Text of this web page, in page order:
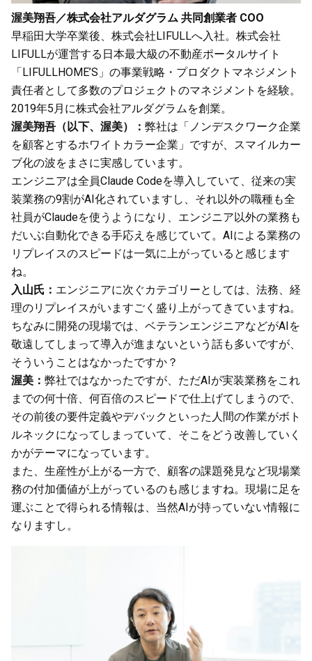
渥美翔吾／株式会社アルダグラム 共同創業者 COO
早稲田大学卒業後、株式会社LIFULLへ入社。株式会社
LIFULLが運営する日本最大級の不動産ポータルサイト
「LIFULLHOME’S」の事業戦略・プロダクトマネジメント
責任者として多数のプロジェクトのマネジメントを経験。
2019年5月に株式会社アルダグラムを創業。
渥美翔吾（以下、渥美）： 弊社は「ノンデスクワーク企業
を顧客とするホワイトカラー企業」ですが、スマイルカー
ブ化の波をまさに実感しています。
エンジニアは全員Claude Codeを導入していて、従来の実
装業務の9割がAI化されていますし、それ以外の職種も全
社員がClaudeを使うようになり、エンジニア以外の業務も
だいぶ自動化できる手応えを感じていて。AIによる業務の
リプレイスのスピードは一気に上がっていると感じます
ね。
入山氏： エンジニアに次ぐカテゴリーとしては、法務、経
理のリプレイスがいますごく盛り上がってきていますね。
ちなみに開発の現場では、ベテランエンジニアなどがAIを
敬遠してしまって導入が進まないという話も多いですが、
そういうことはなかったですか？
渥美： 弊社ではなかったですが、ただAIが実装業務をこれ
までの何十倍、何百倍のスピードで仕上げてしまうので、
その前後の要件定義やデバックといった人間の作業がボト
ルネックになってしまっていて、そこをどう改善していく
かがテーマになっています。
また、生産性が上がる一方で、顧客の課題発見など現場業
務の付加価値が上がっているのも感じますね。現場に足を
運ぶことで得られる情報は、当然AIが持っていない情報に
なりますし。